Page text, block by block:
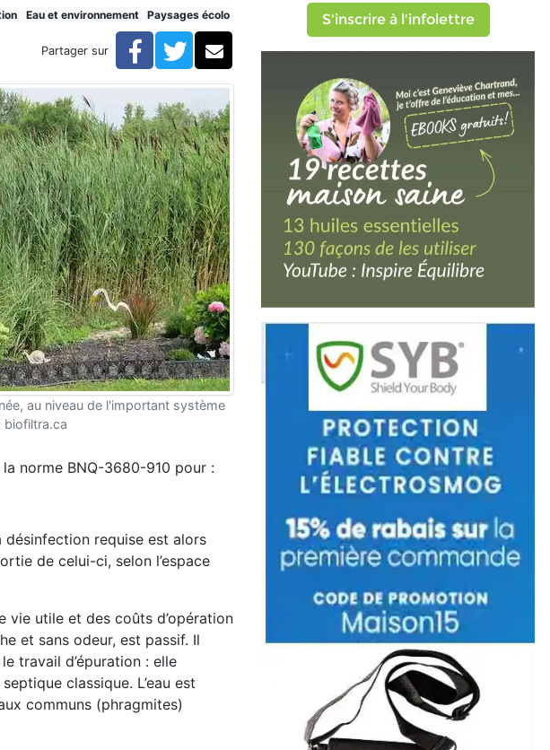
Eau et environnement Paysages écolo
Partager sur Facebook
TwitterCourriel
au niveau de l'important système
biofiltra.ca
norme BNQ-3680-910 pour :
requise est alors
de celui-ci, selon l’espace
vie utile et des coûts d’opération
et sans odeur, est passif. Il
travail d’épuration : elle
classique. L’eau est
communs (phragmites)
S'inscrire à l'infolettre